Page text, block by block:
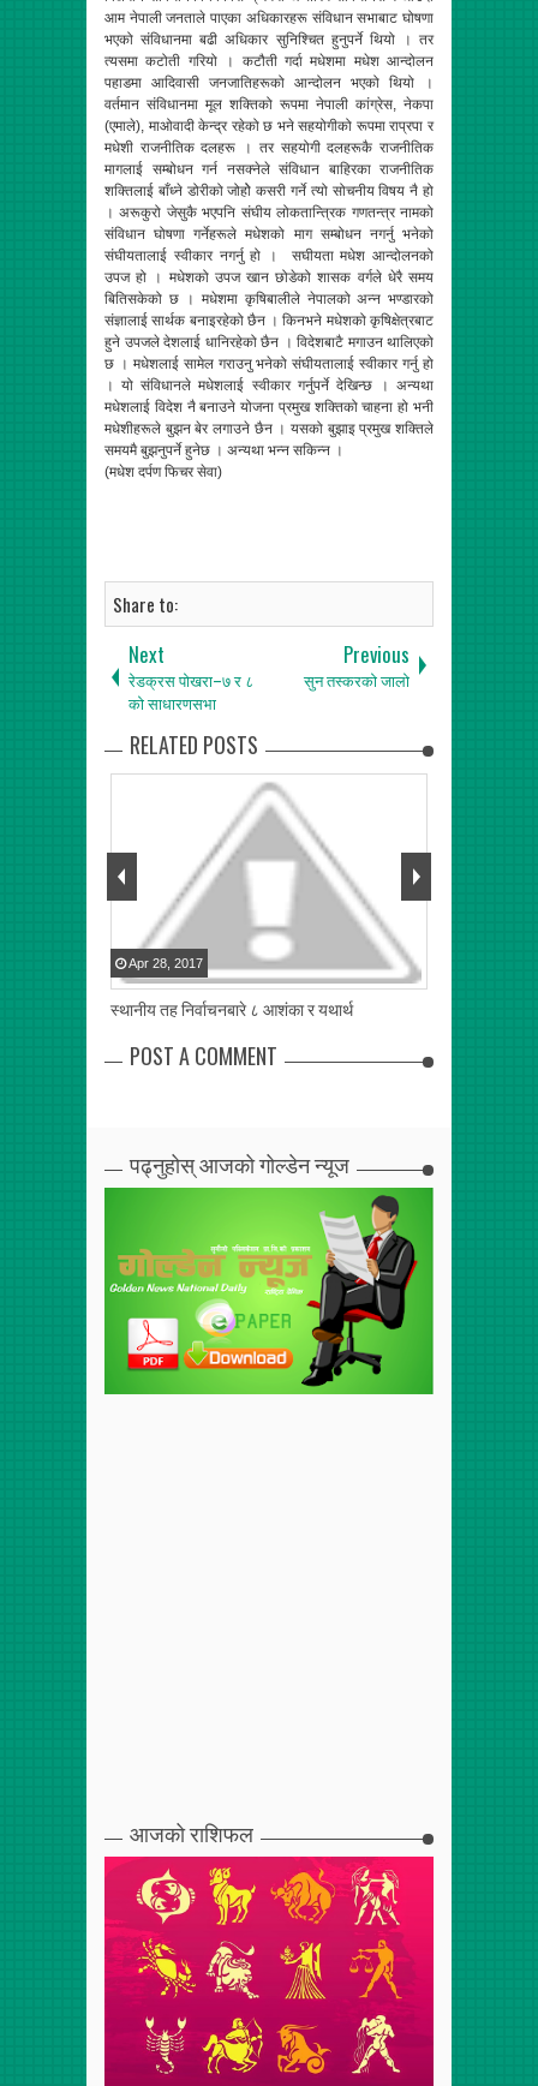
आम नेपाली जनताले पाएका अधिकारहरू संविधान सभाबाट घोषणा
भएको संविधानमा बढी अधिकार सुनिश्चित हुनुपर्ने थियो । तर
त्यसमा कटोती गरियो । कटौती गर्दा मधेशमा मधेश आन्दोलन
पहाडमा आदिवासी जनजातिहरूको आन्दोलन भएको थियो ।
वर्तमान संविधानमा मूल शक्तिको रूपमा नेपाली कांग्रेस, नेकपा
(एमाले), माओवादी केन्द्र रहेको छ भने सहयोगीको रूपमा राप्रपा र
मधेशी राजनीतिक दलहरू । तर सहयोगी दलहरूकै राजनीतिक
मागलाई सम्बोधन गर्न नसक्नेले संविधान बाहिरका राजनीतिक
शक्तिलाई बाँध्ने डोरीको जोहोे कसरी गर्ने त्यो सोचनीय विषय नै हो
। अरूकुरो जेसुकै भएपनि संघीय लोकतान्त्रिक गणतन्त्र नामको
संविधान घोषणा गर्नेहरूले मधेशको माग सम्बोधन नगर्नु भनेको
संघीयतालाई स्वीकार नगर्नु हो । सघीयता मधेश आन्दोलनको
उपज हो । मधेशको उपज खान छोडेको शासक वर्गले धेरै समय
बितिसकेको छ । मधेशमा कृषिबालीले नेपालको अन्न भण्डारको
संज्ञालाई सार्थक बनाइरहेको छैन । किनभने मधेशको कृषिक्षेत्रबाट
हुने उपजले देशलाई धानिरहेको छैन । विदेशबाटै मगाउन थालिएको
छ । मधेशलाई सामेल गराउनु भनेको संघीयतालाई स्वीकार गर्नु हो
। यो संविधानले मधेशलाई स्वीकार गर्नुपर्ने देखिन्छ । अन्यथा
मधेशलाई विदेश नै बनाउने योजना प्रमुख शक्तिको चाहना हो भनी
मधेशीहरूले बुझन बेर लगाउने छैन । यसको बुझाइ प्रमुख शक्तिले
समयमै बुझनुपर्ने हुनेछ । अन्यथा भन्न सकिन्न ।
(मधेश दर्पण फिचर सेवा)
Share to:
Next
रेडक्रस पोखरा–७ र ८
को साधारणसभा
Previous
सुन तस्करको जालो
RELATED POSTS
स्थानीय तह निर्वाचनबारे ८ आशंका र यथार्थ
Apr 28 2017
POST A COMMENT
पढ्नुहोस् आजको गोल्डेन न्यूज
आजको राशिफल